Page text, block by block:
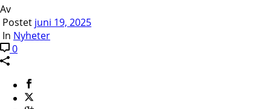
Av
Postet juni 19, 2025
In Nyheter
0